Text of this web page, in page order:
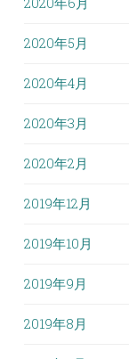
2020年5月
2020年4月
2020年3月
2020年2月
2019年12月
2019年10月
2019年9月
2019年8月